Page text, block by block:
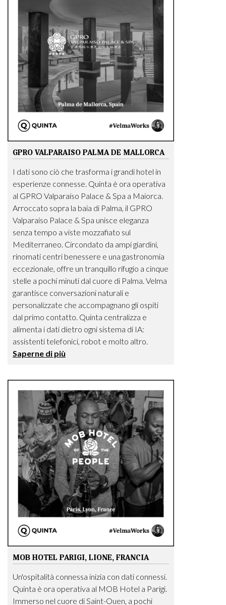
GPRO VALPARAISO PALMA DE MALLORCA
I dati sono ciò che trasforma i grandi hotel in
esperienze connesse. Quinta è ora operativa
al GPRO Valparaíso Palace & Spa a Maiorca.
Arroccato sopra la baia di Palma, il GPRO
Valparaíso Palace & Spa unisce eleganza
senza tempo a viste mozzafiato sul
Mediterraneo. Circondato da ampi giardini,
rinomati centri benessere e una gastronomia
eccezionale, offre un tranquillo rifugio a cinque
stelle a pochi minuti dal cuore di Palma. Velma
garantisce conversazioni naturali e
personalizzate che accompagnano gli ospiti
dal primo contatto. Quinta centralizza e
alimenta i dati dietro ogni sistema di IA:
assistenti telefonici, robot e molto altro.
Saperne di più
MOB HOTEL PARIGI, LIONE, FRANCIA
Un'ospitalità connessa inizia con dati connessi.
Quinta è ora operativa al MOB Hotel a Parigi.
Immerso nel cuore di Saint-Ouen, a pochi